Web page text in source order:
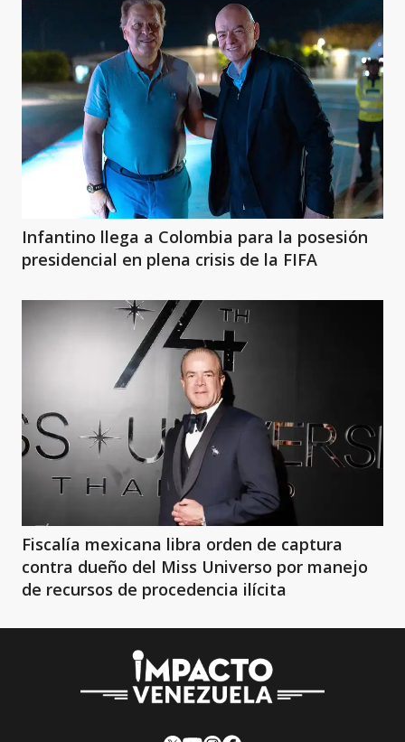
Infantino llega a Colombia para la posesión
presidencial en plena crisis de la FIFA
Fiscalía mexicana libra orden de captura
contra dueño del Miss Universo por manejo
de recursos de procedencia ilícita